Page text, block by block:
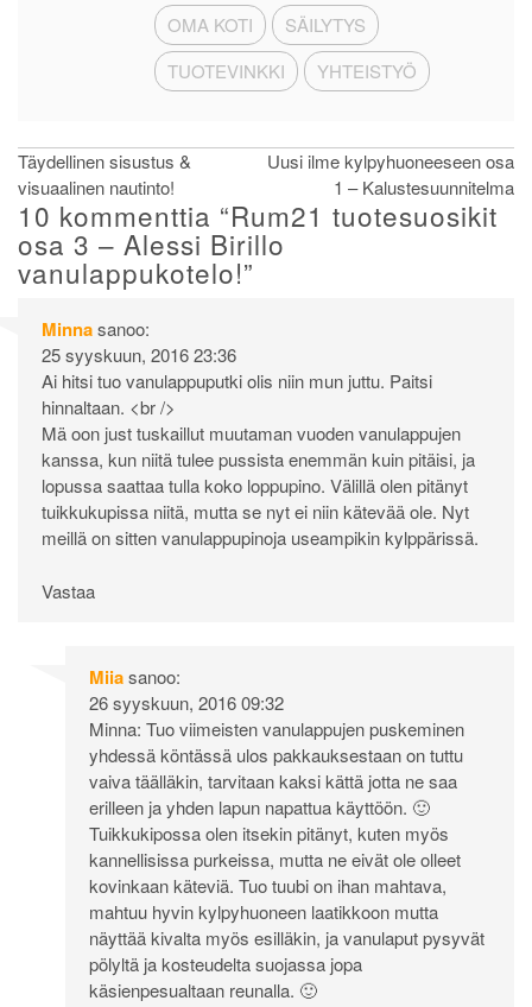
OMA KOTI
SÄILYTYS
TUOTEVINKKI
YHTEISTYÖ
Artikkelien
selaus
Täydellinen sisustus &
visuaalinen nautinto!
Uusi ilme kylpyhuoneeseen osa
1 – Kalustesuunnitelma
10 kommenttia “Rum21 tuotesuosikit
osa 3 – Alessi Birillo
vanulappukotelo!”
Minnasanoo:
25 syyskuun, 2016 23:36
Ai hitsi tuo vanulappuputki olis niin mun juttu. Paitsi
hinnaltaan. <br />
Mä oon just tuskaillut muutaman vuoden vanulappujen
kanssa, kun niitä tulee pussista enemmän kuin pitäisi, ja
lopussa saattaa tulla koko loppupino. Välillä olen pitänyt
tuikkukupissa niitä, mutta se nyt ei niin kätevää ole. Nyt
meillä on sitten vanulappupinoja useampikin kylppärissä.
Vastaa
Miiasanoo:
26 syyskuun, 2016 09:32
Minna: Tuo viimeisten vanulappujen puskeminen
yhdessä köntässä ulos pakkauksestaan on tuttu
vaiva täälläkin, tarvitaan kaksi kättä jotta ne saa
erilleen ja yhden lapun napattua käyttöön. 🙂
Tuikkukipossa olen itsekin pitänyt, kuten myös
kannellisissa purkeissa, mutta ne eivät ole olleet
kovinkaan käteviä. Tuo tuubi on ihan mahtava,
mahtuu hyvin kylpyhuoneen laatikkoon mutta
näyttää kivalta myös esilläkin, ja vanulaput pysyvät
pölyltä ja kosteudelta suojassa jopa
käsienpesualtaan reunalla. 🙂